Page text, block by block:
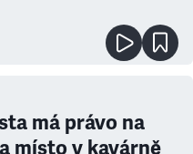
má právo na
místo v kavárně